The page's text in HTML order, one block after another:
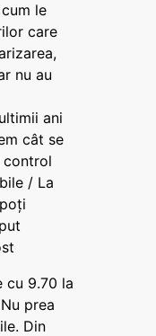
le
care
nu au
ani
cât se
control
/ La
cu 9.70 la
prea
Din